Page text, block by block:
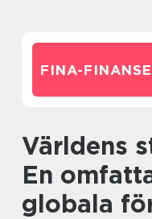
FINA-
Världens största bolag:
En
globala